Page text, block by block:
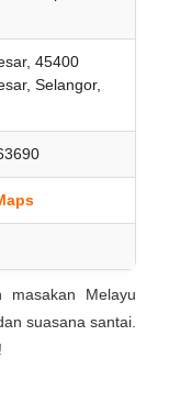
45400
Selangor,
masakan Melayu
suasana santai.